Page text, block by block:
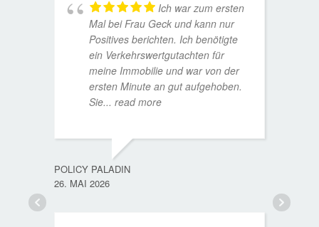
Ich war zum ersten
Mal bei Frau Geck und kann nur
Positives berichten. Ich benötigte
ein Verkehrswertgutachten für
meine Immobilie und war von der
ersten Minute an gut aufgehoben.
Sie... read more
POLICY PALADIN
26. MAI 2026